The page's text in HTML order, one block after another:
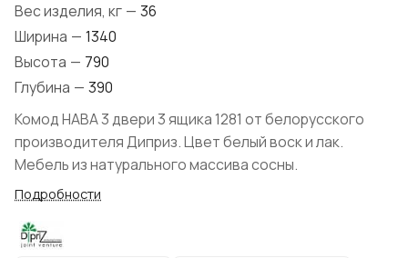
Вес изделия, кг — 36
Ширина — 1340
Высота — 790
Глубина — 390
Комод HABA 3 двери 3 ящика 1281 от белорусского
производителя Диприз. Цвет белый воск и лак.
Мебель из натурального массива сосны.
Подробности